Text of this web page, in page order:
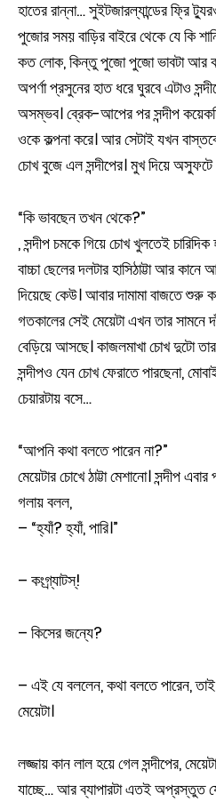
হাতের রান্না… সুইটজারল্যান্ডের ফ্রি
পুজোর সময় বাড়ির বাইরে থেকে যে কি
কত লোক, কিন্তু পুজো পুজো ভাবটা আর
অপর্ণা প্রসুনের হাত ধরে ঘুরবে এটাও
অসম্ভব। ব্রেক-আপের পর সন্দীপ
ওকে কল্পনা করে। আর সেটাই যখন
চোখ বুজে এল সন্দীপের। মুখ দিয়ে অস্ফুটে
“কি ভাবছেন তখন থেকে?”
, সন্দীপ চমকে গিয়ে চোখ খুলতেই
বাচ্চা ছেলের দলটার হাসিঠাট্টা আর
দিয়েছে কেউ। আবার দামামা বাজতে শুরু
গতকালের সেই মেয়েটা এখন তার সামনে
বেড়িয়ে আসছে। কাজলমাখা চোখ দুটো
সন্দীপও যেন চোখ ফেরাতে পারছেনা,
চেয়ারটায় বসে…
“আপনি কথা বলতে পারেন না?”
মেয়েটার চোখে ঠাট্টা মেশানো। সন্দীপ
গলায় বলল,
– “হ্যাঁ? হ্যাঁ, পারি।”
– কংগ্র্যাটস্!
– কিসের জন্যে?
– এই যে বললেন, কথা বলতে পারেন,
মেয়েটা।
লজ্জায় কান লাল হয়ে গেল সন্দীপের,
যাচ্ছে… আর ব্যাপারটা এতই অপ্রস্তুত